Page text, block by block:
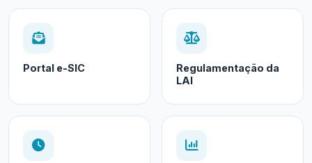
Portal e-SIC
Regulamentação da
LAI